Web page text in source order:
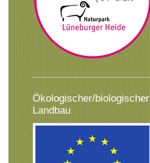
Ökologischer/biologischer
Landbau